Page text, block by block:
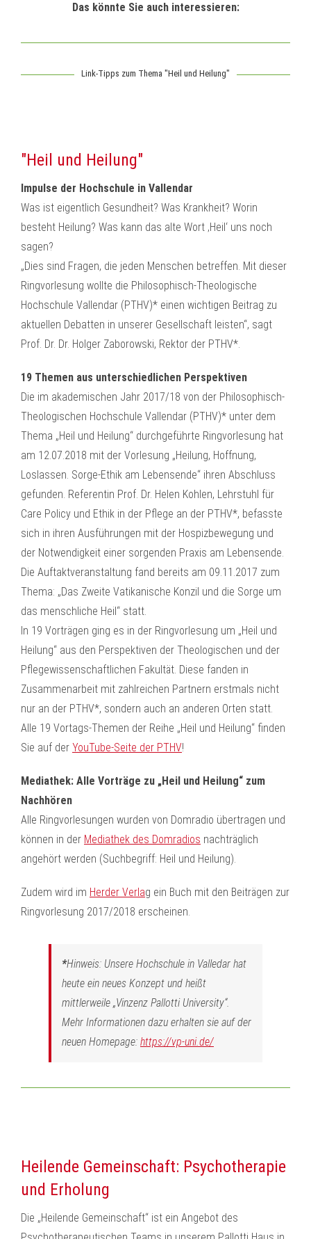
Das könnte Sie auch interessieren:
Link-Tipps zum Thema "Heil und Heilung"
"Heil und Heilung"
Impulse der Hochschule in Vallendar
Was ist eigentlich Gesundheit? Was Krankheit? Worin
besteht Heilung? Was kann das alte Wort ‚Heil‘ uns noch
sagen?
„Dies sind Fragen, die jeden Menschen betreffen. Mit dieser
Ringvorlesung wollte die Philosophisch-Theologische
Hochschule Vallendar (PTHV)* einen wichtigen Beitrag zu
aktuellen Debatten in unserer Gesellschaft leisten“, sagt
Prof. Dr. Dr. Holger Zaborowski, Rektor der PTHV*.
19 Themen aus unterschiedlichen Perspektiven
Die im akademischen Jahr 2017/18 von der Philosophisch-
Theologischen Hochschule Vallendar (PTHV)* unter dem
Thema „Heil und Heilung“ durchgeführte Ringvorlesung hat
am 12.07.2018 mit der Vorlesung „Heilung, Hoffnung,
Loslassen. Sorge-Ethik am Lebensende“ ihren Abschluss
gefunden. Referentin Prof. Dr. Helen Kohlen, Lehrstuhl für
Care Policy und Ethik in der Pflege an der PTHV*, befasste
sich in ihren Ausführungen mit der Hospizbewegung und
der Notwendigkeit einer sorgenden Praxis am Lebensende.
Die Auftaktveranstaltung fand bereits am 09.11.2017 zum
Thema: „Das Zweite Vatikanische Konzil und die Sorge um
das menschliche Heil“ statt.
In 19 Vorträgen ging es in der Ringvorlesung um „Heil und
Heilung“ aus den Perspektiven der Theologischen und der
Pflegewissenschaftlichen Fakultät. Diese fanden in
Zusammenarbeit mit zahlreichen Partnern erstmals nicht
nur an der PTHV*, sondern auch an anderen Orten statt.
Alle 19 Vortags-Themen der Reihe „Heil und Heilung“ finden
Sie auf der YouTube-Seite der PTHV!
Mediathek: Alle Vorträge zu „Heil und Heilung“ zum
Nachhören
Alle Ringvorlesungen wurden von Domradio übertragen und
können in der Mediathek des Domradios nachträglich
angehört werden (Suchbegriff: Heil und Heilung).
Zudem wird im Herder Verlag ein Buch mit den Beiträgen zur
Ringvorlesung 2017/2018 erscheinen.
*Hinweis: Unsere Hochschule in Valledar hat
heute ein neues Konzept und heißt
mittlerweile „Vinzenz Pallotti University“.
Mehr Informationen dazu erhalten sie auf der
neuen Homepage: https://vp-uni.de/
Heilende Gemeinschaft: Psychotherapie
und Erholung
Die „Heilende Gemeinschaft“ ist ein Angebot des